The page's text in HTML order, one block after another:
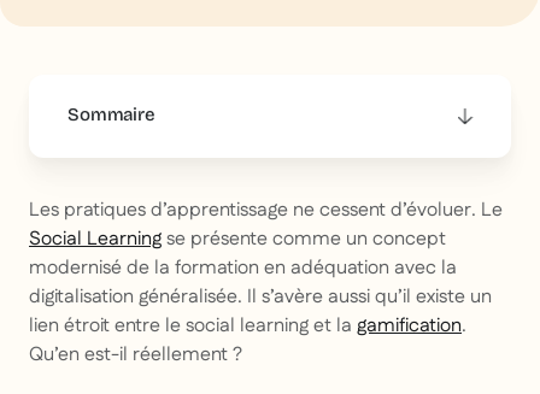
Sommaire
Les pratiques d’apprentissage ne cessent d’évoluer. Le
Social Learningse présente comme un concept
modernisé de la formation en adéquation avec la
digitalisation généralisée. Il s’avère aussi qu’il existe un
lien étroit entre le social learning et la gamification.
Qu’en est-il réellement ?